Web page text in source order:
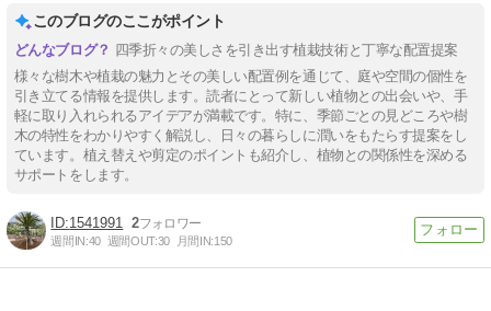
このブログのここがポイント
四季折々の美しさを引き出す植栽技術と丁寧な配置提案
様々な樹木や植栽の魅力とその美しい配置例を通じて、庭や空間の個性を
引き立てる情報を提供します。読者にとって新しい植物との出会いや、手
軽に取り入れられるアイデアが満載です。特に、季節ごとの見どころや樹
木の特性をわかりやすく解説し、日々の暮らしに潤いをもたらす提案をし
ています。植え替えや剪定のポイントも紹介し、植物との関係性を深める
サポートをします。
1541991 2
週間IN:40 週間OUT:30 月間IN:150